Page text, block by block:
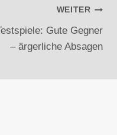
WEITER
Gute Gegner
– ärgerliche Absagen